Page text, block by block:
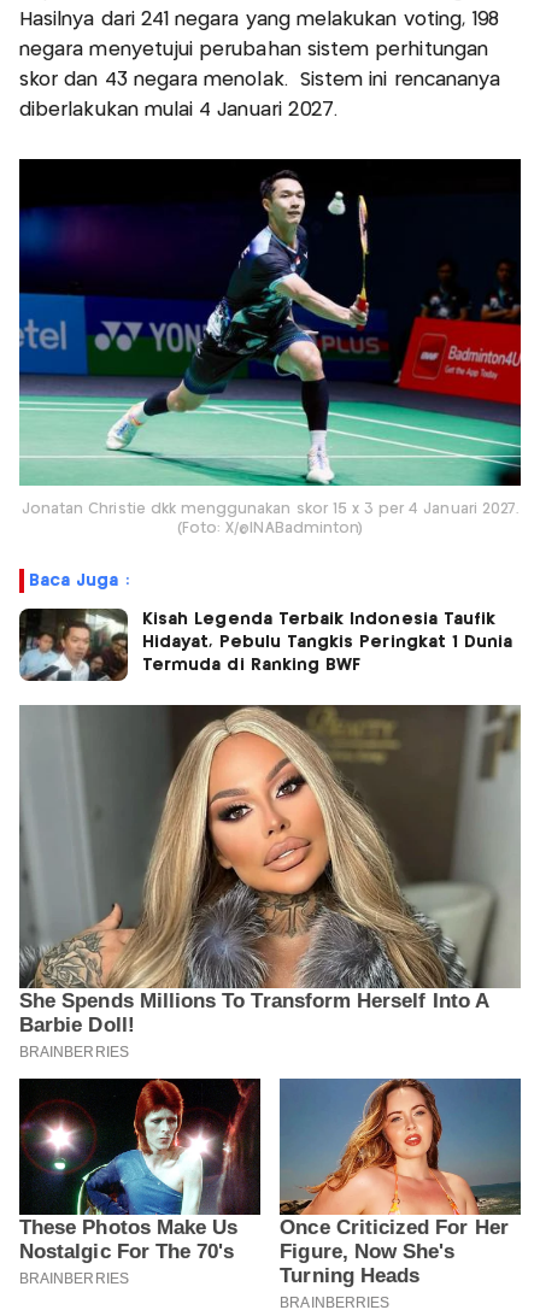
Hasilnya dari 241 negara yang melakukan voting, 198
negara menyetujui perubahan sistem perhitungan
skor dan 43 negara menolak. Sistem ini rencananya
diberlakukan mulai 4 Januari 2027.
Jonatan Christie dkk menggunakan skor 15 x 3 per 4 Januari 2027.
(Foto: X/@INABadminton)
Baca Juga :
Kisah Legenda Terbaik Indonesia Taufik
Hidayat, Pebulu Tangkis Peringkat 1 Dunia
Termuda di Ranking BWF